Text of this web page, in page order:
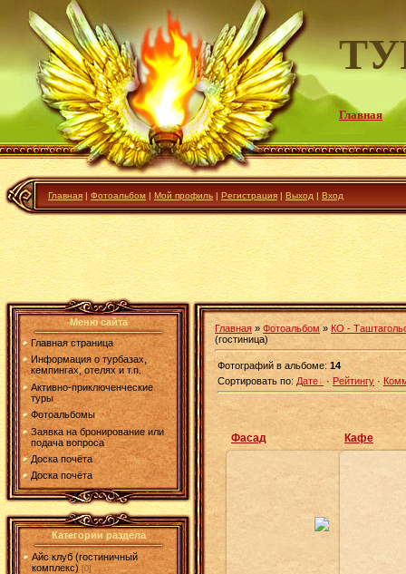
Главная
Главная | Фотоальбом | Мой профиль | Регистрация | Выход | Вход
Меню сайта
Главная страница
Информация о турбазах,
кемпингах, отелях и т.п.
Активно-приключенческие
туры
Фотоальбомы
Заявка на бронирование или
подача вопроса
Доска почёта
Доска почёта
Категории раздела
Айс клуб (гостиничный
комплекс) [0]
Главная » Фотоальбом» КО -
(гостиница)
Фотографий в альбоме:14
Сортировать по: Дате · Рейтингу ·
Фасад
13.05.2011
Кафе